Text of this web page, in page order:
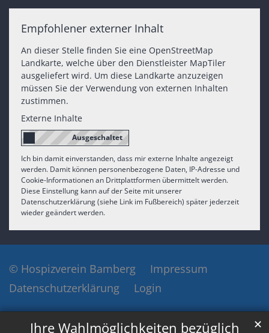
Ihre Wahlmöglichkeiten bezüglich ✕
Empfohlener externer Inhalt
An dieser Stelle finden Sie eine OpenStreetMap
Landkarte, welche über den Dienstleister MapTiler
ausgeliefert wird. Um diese Landkarte anzuzeigen
müssen Sie der Verwendung von externen Inhalten
zustimmen.
Externe Inhalte
Ich bin damit einverstanden, dass mir externe Inhalte angezeigt
werden. Damit können personenbezogene Daten, IP-Adresse und
Cookie-Informationen an Drittplattformen übermittelt werden.
Diese Einstellung kann auf der Seite mit unserer
Datenschutzerklärung (siehe Link im Fußbereich) später jederzeit
wieder geändert werden.
© Hospizverein Bamberg
Impressum
Datenschutzerklärung
Login